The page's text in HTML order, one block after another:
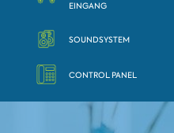
EINGANG
SOUNDSYSTEM
CONTROL PANEL